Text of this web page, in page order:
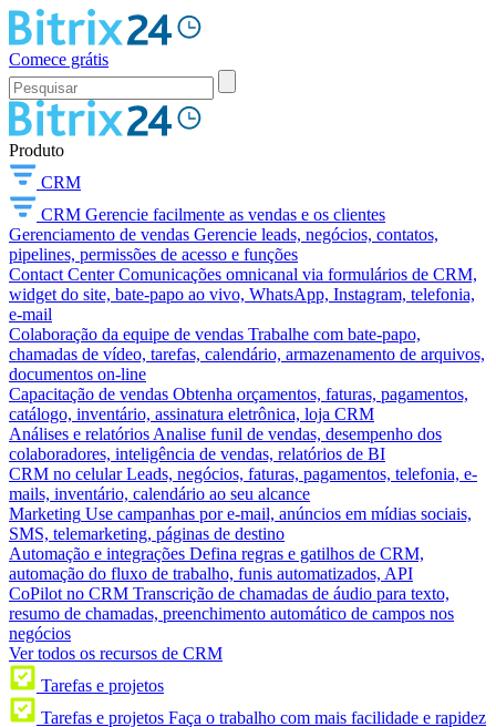
Comece grátis
Produto
CRM
CRM Gerencie facilmente as vendas e os clientes
Gerenciamento de vendas Gerencie leads, negócios, contatos,
pipelines, permissões de acesso e funções
Contact Center Comunicações omnicanal via formulários de CRM,
widget do site, bate-papo ao vivo, WhatsApp, Instagram, telefonia,
e-mail
Colaboração da equipe de vendas Trabalhe com bate-papo,
chamadas de vídeo, tarefas, calendário, armazenamento de arquivos,
documentos on-line
Capacitação de vendas Obtenha orçamentos, faturas, pagamentos,
catálogo, inventário, assinatura eletrônica, loja CRM
Análises e relatórios Analise funil de vendas, desempenho dos
colaboradores, inteligência de vendas, relatórios de BI
CRM no celular Leads, negócios, faturas, pagamentos, telefonia, e-
mails, inventário, calendário ao seu alcance
Marketing Use campanhas por e-mail, anúncios em mídias sociais,
SMS, telemarketing, páginas de destino
Automação e integrações Defina regras e gatilhos de CRM,
automação do fluxo de trabalho, funis automatizados, API
CoPilot no CRM Transcrição de chamadas de áudio para texto,
resumo de chamadas, preenchimento automático de campos nos
negócios
Ver todos os recursos de CRM
Tarefas e projetos
Tarefas e projetos Faça o trabalho com mais facilidade e rapidez